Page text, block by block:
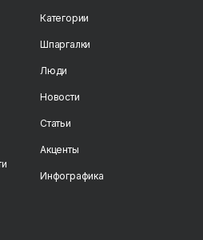
Категории
Шпаргалки
Люди
Новости
Статьи
Акценты
Инфографика